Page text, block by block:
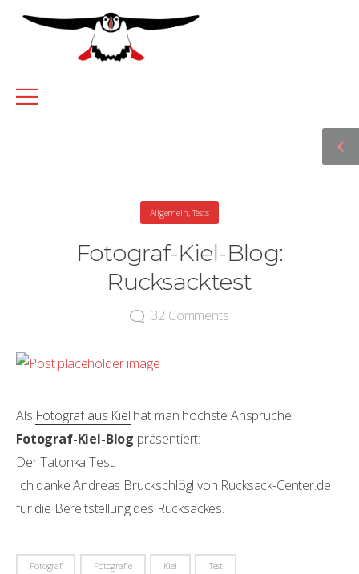
Allgemein,Tests
Fotograf-Kiel-Blog:
Rucksacktest
32 Comments
Als Fotograf aus Kiel hat man höchste Ansprüche.
Fotograf-Kiel-Blog präsentiert:
Der Tatonka Test.
Ich danke Andreas Bruckschlögl von Rucksack-Center.de
für die Bereitstellung des Rucksackes.
Fotograf Fotografie Kiel Test